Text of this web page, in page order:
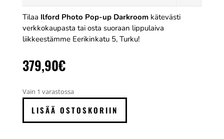
Tilaa Ilford Photo Pop-up Darkroom kätevästi
verkkokaupasta tai osta suoraan lippulaiva
liikkeestämme Eerikinkatu 5, Turku!
379,90€
Vain 1 varastossa
Photo
Pop-
LISÄÄ OSTOSKORIIN